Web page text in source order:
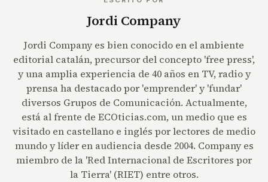
Jordi Company
Jordi Company es bien conocido en el ambiente
editorial catalán, precursor del concepto 'free press',
y una amplia experiencia de 40 años en TV, radio y
prensa ha destacado por 'emprender' y 'fundar'
diversos Grupos de Comunicación. Actualmente,
está al frente de ECOticias.com, un medio que es
visitado en castellano e inglés por lectores de medio
mundo y líder en audiencia desde 2004. Company es
miembro de la 'Red Internacional de Escritores por
la Tierra' (RIET) entre otros.